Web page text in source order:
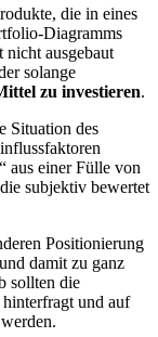
die in eines
Diagramms
nicht ausgebaut
solange
zu investieren.
Situation des
aus einer Fülle von
subjektiv bewertet
Positionierung
damit zu ganz
sollten die
und auf